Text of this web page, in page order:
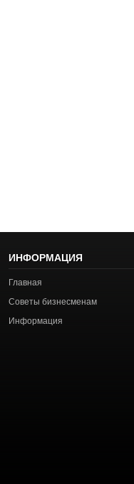
ИНФОРМАЦИЯ
Главная
Советы бизнесменам
Информация